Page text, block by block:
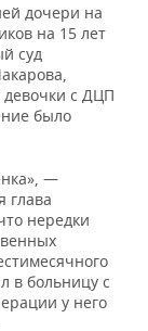
дочери на
на 15 лет
суд
девочки с ДЦП
было
—
глава
нередки
в больницу с
у него